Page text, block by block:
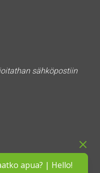
apua? | Hello!
sähköpostiin